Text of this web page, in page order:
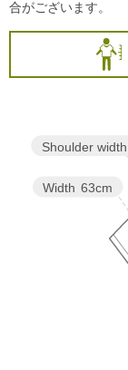
Width 63cm
Shoulder width
合がございます。